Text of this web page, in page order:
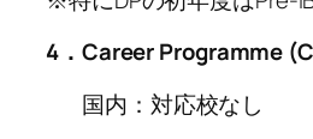
4．Career Programme
国内：対応校なし